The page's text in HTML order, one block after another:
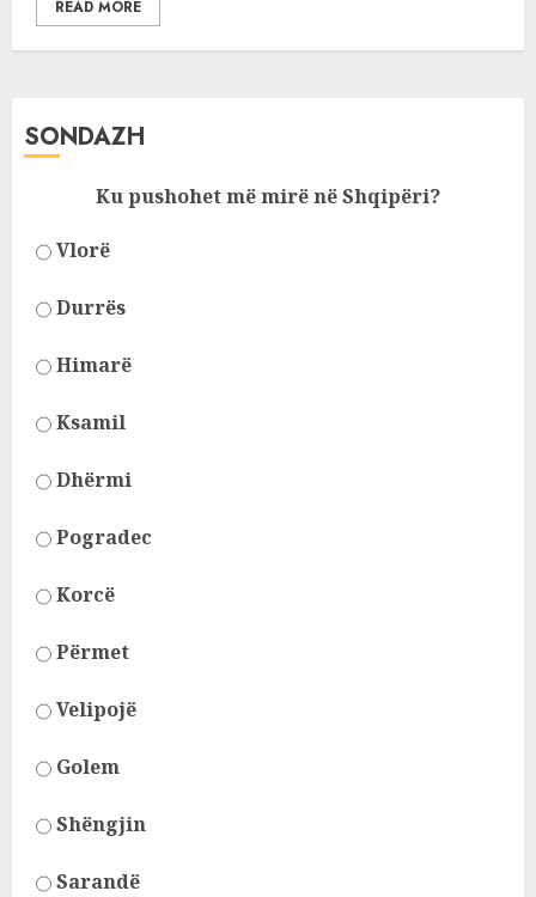
READ MORE
SONDAZH
Ku pushohet më mirë në Shqipëri?
Vlorë
Durrës
Himarë
Ksamil
Dhërmi
Pogradec
Korcë
Përmet
Velipojë
Golem
Shëngjin
Sarandë